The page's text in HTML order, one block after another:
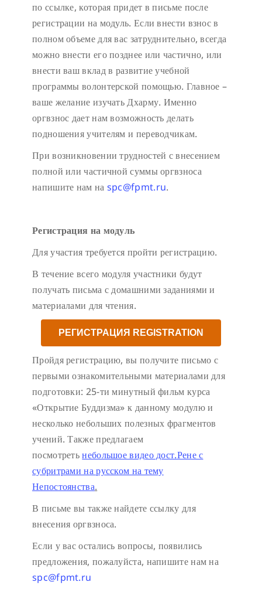
по ссылке, которая придет в письме после
регистрации на модуль. Если внести взнос в
полном объеме для вас затруднительно, всегда
можно внести его позднее или частично, или
внести ваш вклад в развитие учебной
программы волонтерской помощью. Главное –
ваше желание изучать Дхарму. Именно
оргвзнос дает нам возможность делать
подношения учителям и переводчикам.
При возникновении трудностей с внесением
полной или частичной суммы оргвзноса
напишите нам на spc@fpmt.ru.
Регистрация на модуль
Для участия требуется пройти регистрацию.
В течение всего модуля участники будут
получать письма с домашними заданиями и
материалами для чтения.
РЕГИСТРАЦИЯ REGISTRATION
Пройдя регистрацию, вы получите письмо с
первыми ознакомительными материалами для
подготовки: 25-ти минутный фильм курса
«Открытие Буддизма» к данному модулю и
несколько небольших полезных фрагментов
учений. Также предлагаем
посмотретьнебольшое видео дост.Рене с
субритрами на русском на тему
Непостоянства.
В письме вы также найдете ссылку для
внесения оргвзноса.
Если у вас остались вопросы, появились
предложения, пожалуйста, напишите нам на
spc@fpmt.ru